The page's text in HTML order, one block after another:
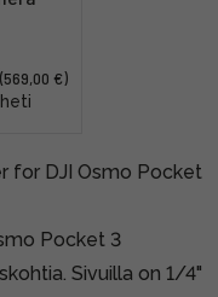
(569,00 €)
for DJI Osmo Pocket
Pocket 3
Sivuilla on 1/4"